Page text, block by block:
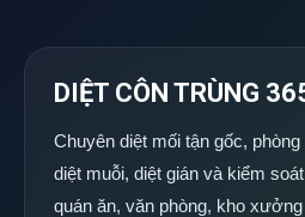
DIỆT CÔN TRÙNG
Chuyên diệt mối tận gốc,
diệt muỗi, diệt gián và kiểm
quán ăn, văn phòng, kho